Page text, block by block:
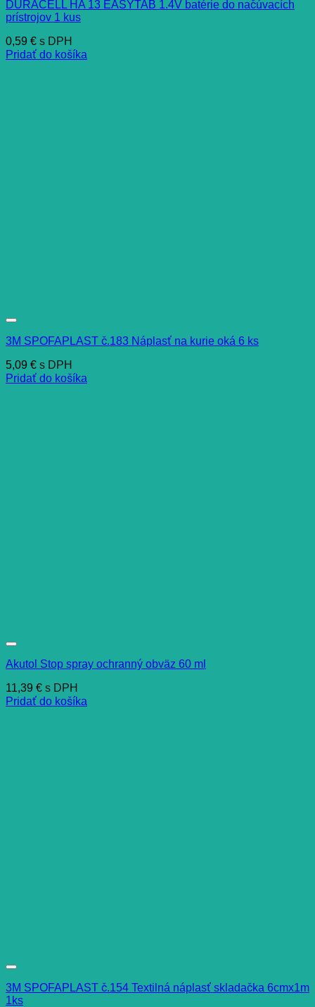
DURACELL HA 13 EASYTAB 1.4V batérie do načúvacích
prístrojov 1 kus
0,59 € s DPH
Pridať do košíka
3M SPOFAPLAST č.183 Náplasť na kurie oká 6 ks
5,09 € s DPH
Pridať do košíka
Akutol Stop spray ochranný obväz 60 ml
11,39 € s DPH
Pridať do košíka
3M SPOFAPLAST č.154 Textilná náplasť skladačka 6cmx1m
1ks